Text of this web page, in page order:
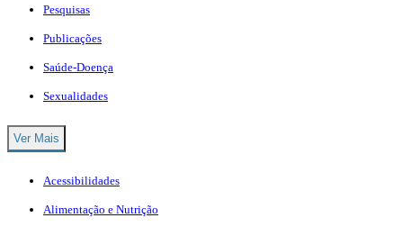
Pesquisas
Publicações
Saúde-Doença
Sexualidades
Ver Mais
Acessibilidades
Alimentação e Nutrição